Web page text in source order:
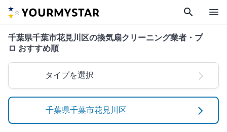
search menu
千葉県千葉市花見川区の換気扇クリーニング業者・プ
ロ おすすめ順
タイプを選択
千葉県千葉市花見川区